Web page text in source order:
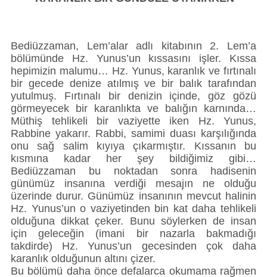
Bediüzzaman, Lem’alar adlı kitabının 2. Lem’a
bölümünde Hz. Yunus’un kıssasını işler. Kıssa
hepimizin malumu… Hz. Yunus, karanlık ve fırtınalı
bir gecede denize atılmış ve bir balık tarafından
yutulmuş. Fırtınalı bir denizin içinde, göz gözü
görmeyecek bir karanlıkta ve balığın karnında…
Müthiş tehlikeli bir vaziyette iken Hz. Yunus,
Rabbine yakarır. Rabbi, samimi duası karşılığında
onu sağ salim kıyıya çıkarmıştır. Kıssanın bu
kısmına kadar her şey bildiğimiz gibi…
Bediüzzaman bu noktadan sonra hadisenin
günümüz insanına verdiği mesajın ne olduğu
üzerinde durur. Günümüz insanının mevcut halinin
Hz. Yunus’un o vaziyetinden bin kat daha tehlikeli
olduğuna dikkat çeker. Bunu söylerken de insan
için geleceğin (imani bir nazarla bakmadığı
takdirde) Hz. Yunus’un gecesinden çok daha
karanlık olduğunun altını çizer.
Bu bölümü daha önce defalarca okumama rağmen